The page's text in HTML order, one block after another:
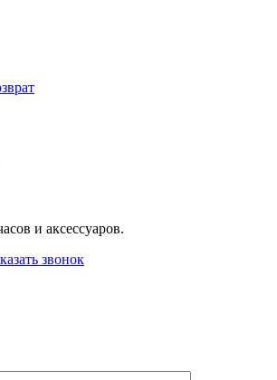
и аксессуаров.
звонок